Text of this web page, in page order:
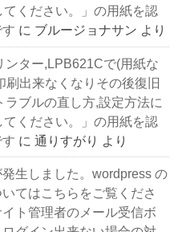
ください。」の用紙を認
に ブルージョナサン より
ター,LPB621Cで(用紙な
刷出来なくなりその後復旧
ブルの直し方,設定方法に
ください。」の用紙を認
に通りすがり より
生しました。wordpress の
てはこちらをご覧くださ
ト管理者のメール受信ボ